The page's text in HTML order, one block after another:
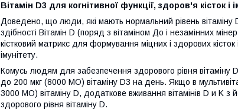
Вітамін D3 для когнітивної функції, здоров'я кісток і
Доведено, що люди, які мають нормальний рівень вітаміну
здібності Вітамін D (поряд з вітаміном До і незамінних
кістковий матрикс для формування міцних і здорових кісток
імунітету.
Комусь людям для забезпечення здорового рівня вітаміну
до 200 мкг (8000 МО) вітаміну D3 на день. Якщо в
3000 МО) вітаміну D, додаткове вживання вітамінів D и K
здорового рівня вітаміну D.